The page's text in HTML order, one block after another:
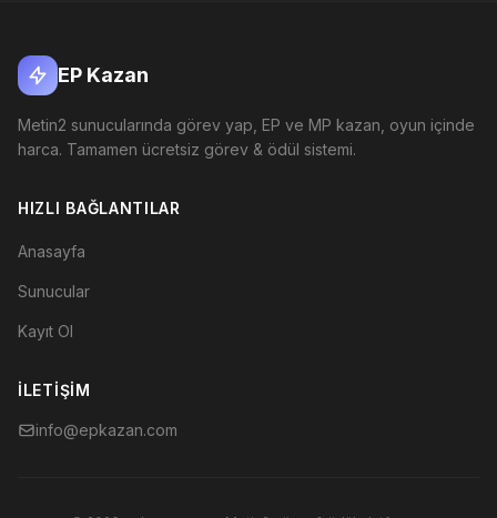
EP Kazan
Metin2 sunucularında görev yap, EP ve MP kazan, oyun içinde
harca. Tamamen ücretsiz görev & ödül sistemi.
HIZLI BAĞLANTILAR
Anasayfa
Sunucular
Kayıt Ol
İLETIŞIM
info@epkazan.com